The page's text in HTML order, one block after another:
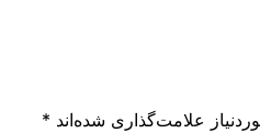
علامت‌گذاری شده‌اند *